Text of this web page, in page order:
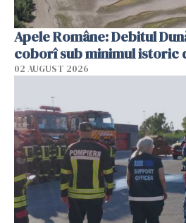
Apele Române: Debitul
coborî sub minimul istoric
02 AUGUST 2026